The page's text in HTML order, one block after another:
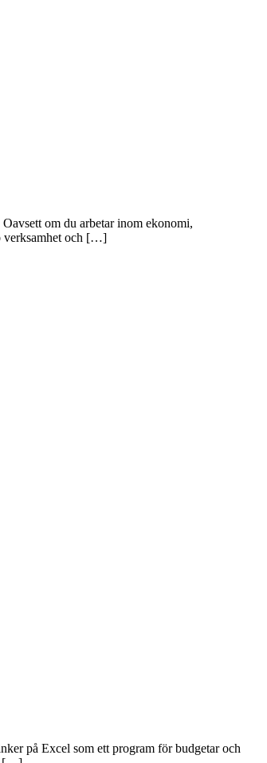
om du arbetar inom ekonomi,
verksamhet och […]
på Excel som ett program för budgetar och